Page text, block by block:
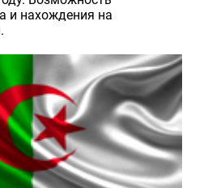
и нахождения на